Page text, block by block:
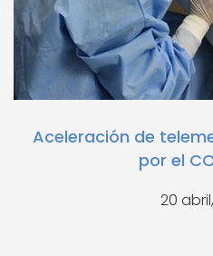
Aceleración de
por el
20